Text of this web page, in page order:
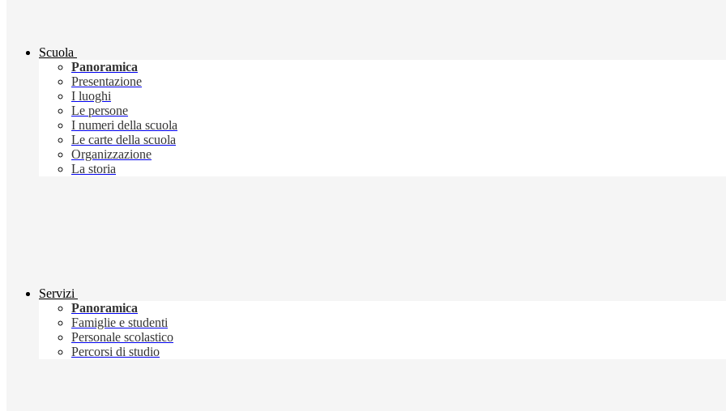
Scuola
Panoramica
Presentazione
I luoghi
Le persone
I numeri della scuola
Le carte della scuola
Organizzazione
La storia
Servizi
Panoramica
Famiglie e studenti
Personale scolastico
Percorsi di studio